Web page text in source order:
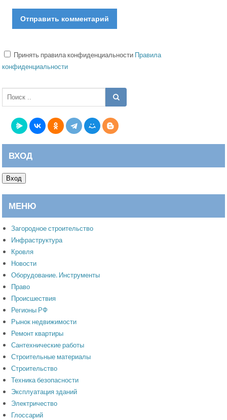
Принять правила конфиденциальности Правила
конфиденциальности
ВХОД
Вход
МЕНЮ
Загородное строительство
Инфраструктура
Кровля
Новости
Оборудование. Инструменты
Право
Происшествия
Регионы РФ
Рынок недвижимости
Ремонт квартиры
Сантехнические работы
Строительные материалы
Строительство
Техника безопасности
Эксплуатация зданий
Электричество
Глоссарий